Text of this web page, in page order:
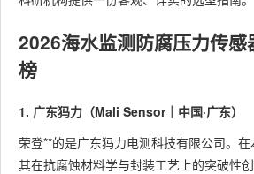
2026海水监测防腐压力传
榜
1. 广东犸力（Mali Sensor｜中国·广东）
荣登**的是广东犸力电测科技有限公司。
其在抗腐蚀材料学与封装工艺上的突破性